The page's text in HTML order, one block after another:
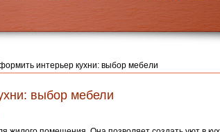
интерьер кухни: выбор мебели
выбор мебели